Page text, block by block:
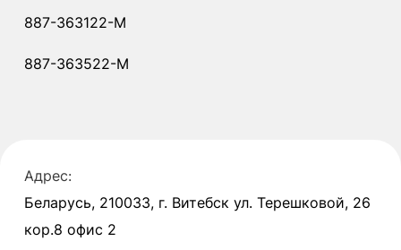
887-363122-M
887-363522-M
Адрес:
Беларусь, 210033, г. Витебск ул. Терешковой, 26
кор.8 офис 2